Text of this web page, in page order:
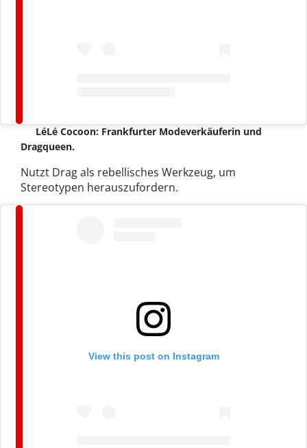
LéLé Cocoon: Frankfurter Modeverkäuferin und
Dragqueen.
Nutzt Drag als rebellisches Werkzeug, um
Stereotypen herauszufordern.
View this post on Instagram